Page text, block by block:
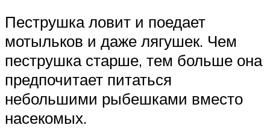
Пеструшка ловит и поедает
мотыльков и даже лягушек. Чем
пеструшка старше, тем больше она
предпочитает питаться
небольшими рыбешками вместо
насекомых.